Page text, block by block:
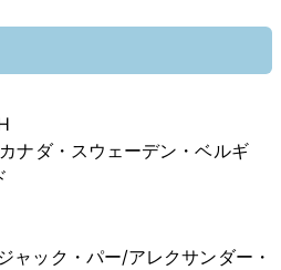
ナダ・スウェーデン・ベルギ
ャック・パー/アレクサンダー・